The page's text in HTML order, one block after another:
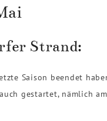
Strand:
Saison beendet
gestartet, nämlich